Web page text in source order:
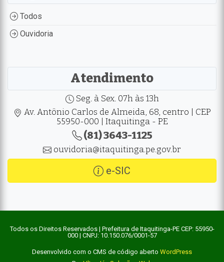
Todos
Ouvidoria
Atendimento
Seg. à Sex. 07h às 13h
Av. Antônio Carlos de Almeida, 68, centro | CEP
55950-000 | Itaquitinga - PE
(81) 3643-1125
ouvidoria@itaquitinga.pe.gov.br
e-SIC
Todos os Direitos Reservados | Prefeitura de Itaquitinga-PE CEP: 55950-
000 | CNPJ: 10.150.076/0001-57
Desenvolvido com o CMS de código aberto WordPress